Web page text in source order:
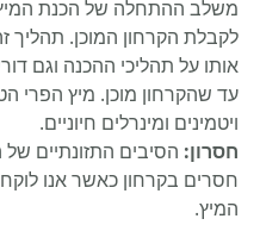
משלב ההתחלה של הכנת
לקבלת הקרחון המוכן. תהליך
אותו על תהליכי ההכנה וגם
עד שהקרחון מוכן. מיץ הפרי
ויטמינים ומינרלים חיוניים.
חסרון: הסיבים התזונתיים של
חסרים בקרחון כאשר אנו
המיץ.